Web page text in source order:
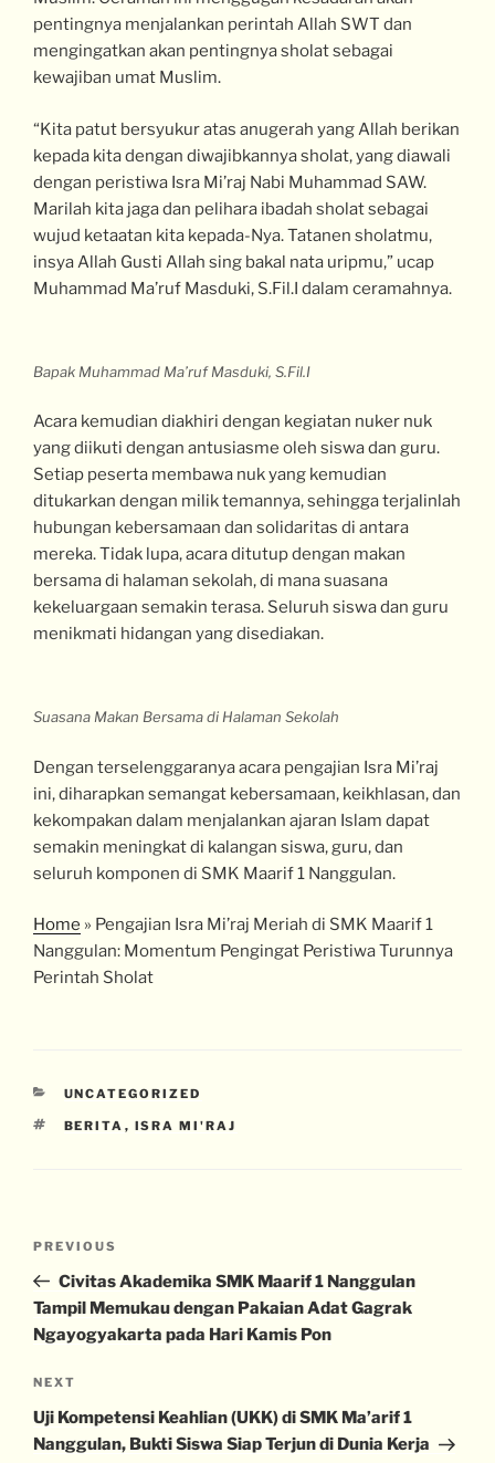
pentingnya menjalankan perintah Allah SWT dan
mengingatkan akan pentingnya sholat sebagai
kewajiban umat Muslim.
“Kita patut bersyukur atas anugerah yang Allah berikan
kepada kita dengan diwajibkannya sholat, yang diawali
dengan peristiwa Isra Mi’raj Nabi Muhammad SAW.
Marilah kita jaga dan pelihara ibadah sholat sebagai
wujud ketaatan kita kepada-Nya. Tatanen sholatmu,
insya Allah Gusti Allah sing bakal nata uripmu,” ucap
Muhammad Ma’ruf Masduki, S.Fil.I dalam ceramahnya.
Bapak Muhammad Ma’ruf Masduki, S.Fil.I
Acara kemudian diakhiri dengan kegiatan nuker nuk
yang diikuti dengan antusiasme oleh siswa dan guru.
Setiap peserta membawa nuk yang kemudian
ditukarkan dengan milik temannya, sehingga terjalinlah
hubungan kebersamaan dan solidaritas di antara
mereka. Tidak lupa, acara ditutup dengan makan
bersama di halaman sekolah, di mana suasana
kekeluargaan semakin terasa. Seluruh siswa dan guru
menikmati hidangan yang disediakan.
Suasana Makan Bersama di Halaman Sekolah
Dengan terselenggaranya acara pengajian Isra Mi’raj
ini, diharapkan semangat kebersamaan, keikhlasan, dan
kekompakan dalam menjalankan ajaran Islam dapat
semakin meningkat di kalangan siswa, guru, dan
seluruh komponen di SMK Maarif 1 Nanggulan.
Home » Pengajian Isra Mi’raj Meriah di SMK Maarif 1
Nanggulan: Momentum Pengingat Peristiwa Turunnya
Perintah Sholat
UNCATEGORIZED
BERITA , ISRA MI'RAJ
PREVIOUS
Civitas Akademika SMK Maarif 1 Nanggulan
Tampil Memukau dengan Pakaian Adat Gagrak
Ngayogyakarta pada Hari Kamis Pon
NEXT
Uji Kompetensi Keahlian (UKK) di SMK Ma’arif 1
Nanggulan, Bukti Siswa Siap Terjun di Dunia Kerja